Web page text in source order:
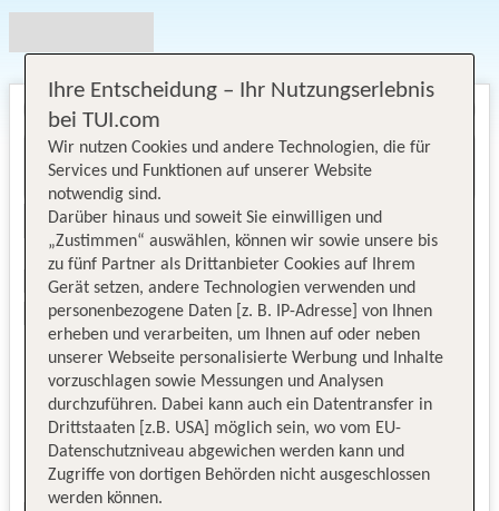
Ihre Entscheidung – Ihr Nutzungserlebnis
bei TUI.com
Wir nutzen Cookies und andere Technologien, die für
Services und Funktionen auf unserer Website
notwendig sind.
Darüber hinaus und soweit Sie einwilligen und
„Zustimmen“ auswählen, können wir sowie unsere bis
zu fünf Partner als Drittanbieter Cookies auf Ihrem
Gerät setzen, andere Technologien verwenden und
personenbezogene Daten [z. B. IP-Adresse] von Ihnen
erheben und verarbeiten, um Ihnen auf oder neben
unserer Webseite personalisierte Werbung und Inhalte
vorzuschlagen sowie Messungen und Analysen
durchzuführen. Dabei kann auch ein Datentransfer in
Drittstaaten [z.B. USA] möglich sein, wo vom EU-
Datenschutzniveau abgewichen werden kann und
Zugriffe von dortigen Behörden nicht ausgeschlossen
werden können.